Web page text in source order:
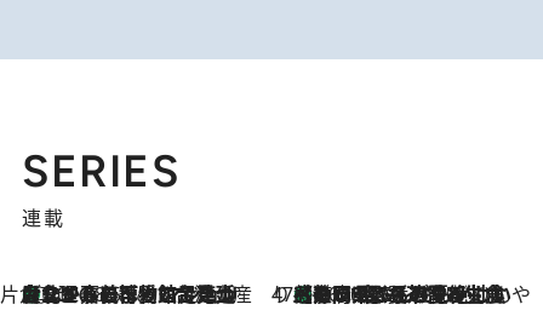
SERIES
連載
片倉真理のときめく台湾土産
2026.8.5
台北からちょっと足を延ばして嘉義へ！ マジョリカタイルの博物館で見つけたレトロ可愛い台湾土産 47都道府県の手みやげ ひんやりスイーツで夏を満喫
2026.8.5
【静岡県】この夏絶対食べたい 冷やしておいしいおやつ3選 お茶香る生食感のふるふるゼリー